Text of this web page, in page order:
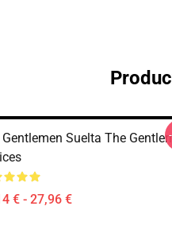
Suelta The
€ - 27,96 €